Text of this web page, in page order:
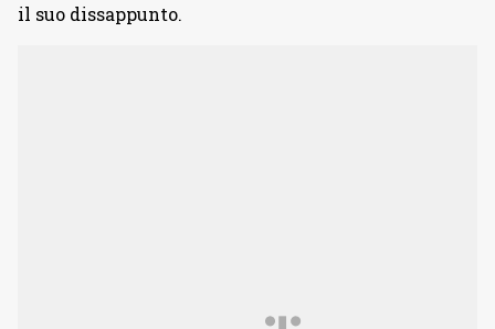
il suo dissappunto.